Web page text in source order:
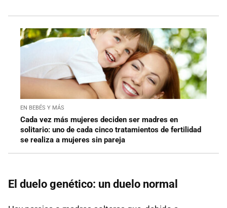
EN BEBÉS Y MÁS
Cada vez más mujeres deciden ser madres en
solitario: uno de cada cinco tratamientos de fertilidad
se realiza a mujeres sin pareja
El duelo genético: un duelo normal